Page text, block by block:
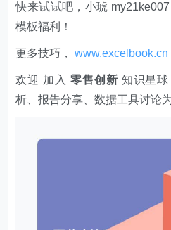
快来试试吧，小琥
模板福利​​​​！
更多技巧，www.excelbook.cn
欢迎 加入 零售创新 知识星
析、报告分享、数据工具讨论